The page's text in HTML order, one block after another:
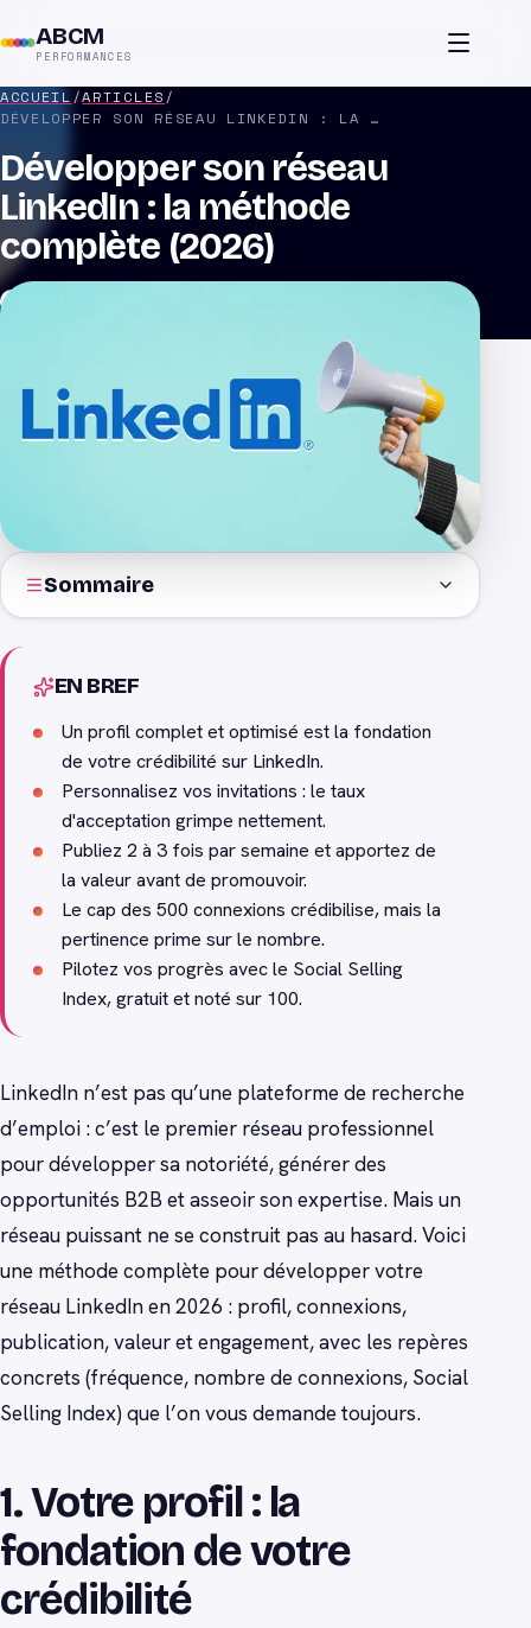
ABCM
PERFORMANCES
ACCUEIL /ARTICLES /
DÉVELOPPER SON RÉSEAU LINKEDIN : LA MÉTHODE COMPLÈTE (2026)
Développer son réseau
LinkedIn : la méthode
complète (2026)
Sommaire
EN BREF
Un profil complet et optimisé est la fondation
de votre crédibilité sur LinkedIn.
Personnalisez vos invitations : le taux
d'acceptation grimpe nettement.
Publiez 2 à 3 fois par semaine et apportez de
la valeur avant de promouvoir.
Le cap des 500 connexions crédibilise, mais la
pertinence prime sur le nombre.
Pilotez vos progrès avec le Social Selling
Index, gratuit et noté sur 100.
LinkedIn n’est pas qu’une plateforme de recherche
d’emploi : c’est le premier réseau professionnel
pour développer sa notoriété, générer des
opportunités B2B et asseoir son expertise. Mais un
réseau puissant ne se construit pas au hasard. Voici
une méthode complète pour développer votre
réseau LinkedIn en 2026 : profil, connexions,
publication, valeur et engagement, avec les repères
concrets (fréquence, nombre de connexions, Social
Selling Index) que l’on vous demande toujours.
1. Votre profil : la
fondation de votre
crédibilité